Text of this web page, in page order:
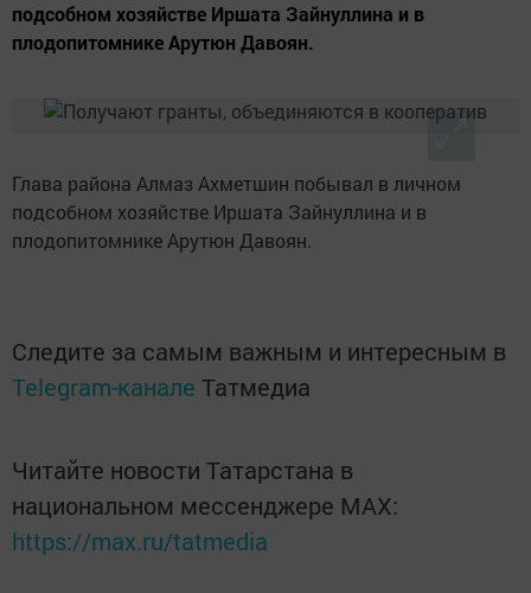
подсобном хозяйстве Иршата Зайнуллина и в
плодопитомнике Арутюн Давоян.
Глава района Алмаз Ахметшин побывал в личном
подсобном хозяйстве Иршата Зайнуллина и в
плодопитомнике Арутюн Давоян.
Следите за самым важным и интересным в
Telegram-канале Татмедиа
Читайте новости Татарстана в
национальном мессенджере MАХ:
https://max.ru/tatmedia